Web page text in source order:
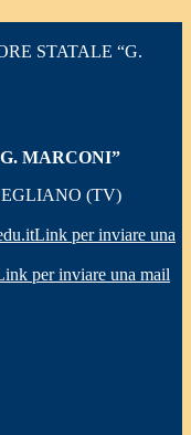
STATALE “G.
MARCONI”
(TV)
Link per inviare una
per inviare una mail